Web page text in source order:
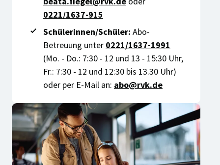
0221/1637-915
Schülerinnen/Schüler: Abo-
Betreuung unter 0221/1637-1991
(Mo. - Do.: 7:30 - 12 und 13 - 15:30 Uhr,
Fr.: 7:30 - 12 und 12:30 bis 13.30 Uhr)
oder per E-Mail an: abo@rvk.de